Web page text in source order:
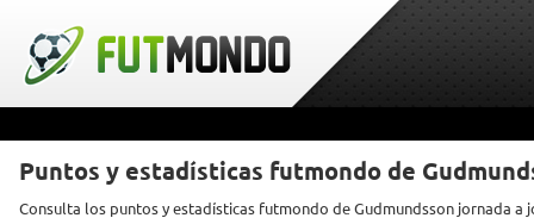
Puntos y estadísticas futmondo de
Consulta los puntos y estadísticas futmondo de Gudmundsson jornada a